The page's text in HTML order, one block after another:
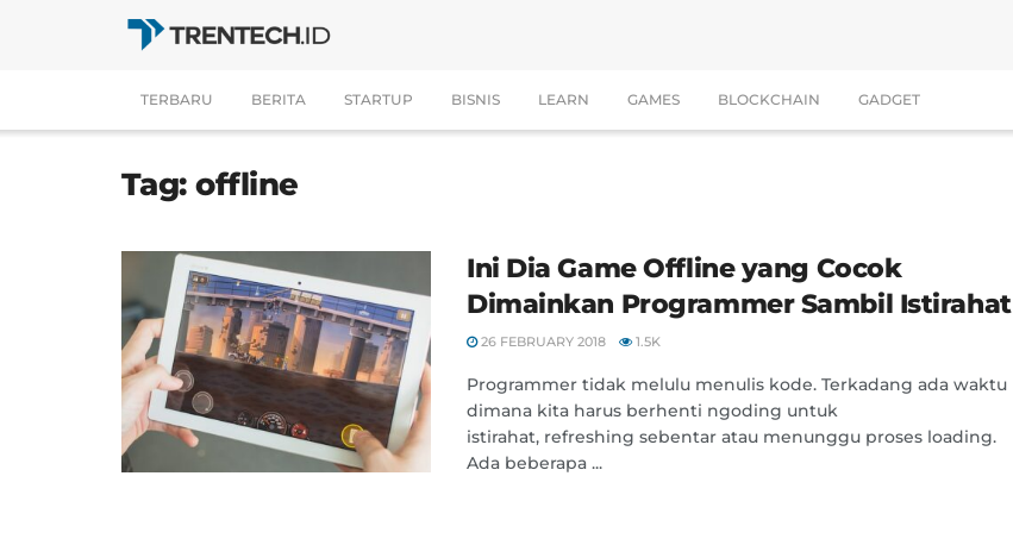
TERBARU BERITA STARTUP BISNIS LEARN GAMES BLOCKCHAIN GADGET
Tag:offline
Ini Dia Game Offline yang Cocok
Dimainkan Programmer Sambil Istirahat
26 FEBRUARY 2018 1.5K
Programmer tidak melulu menulis kode. Terkadang ada waktu
dimana kita harus berhenti ngoding untuk
istirahat, refreshing sebentar atau menunggu proses loading.
Ada beberapa ...